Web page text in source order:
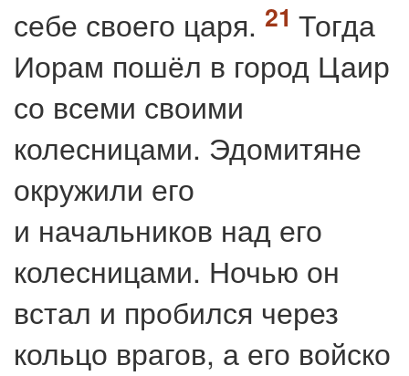
себе своего царя.
Тогда
Иорам пошёл в город Цаир
со всеми своими
колесницами. Эдомитяне
окружили его
и начальников над его
колесницами. Ночью он
встал и пробился через
кольцо врагов, а его войско